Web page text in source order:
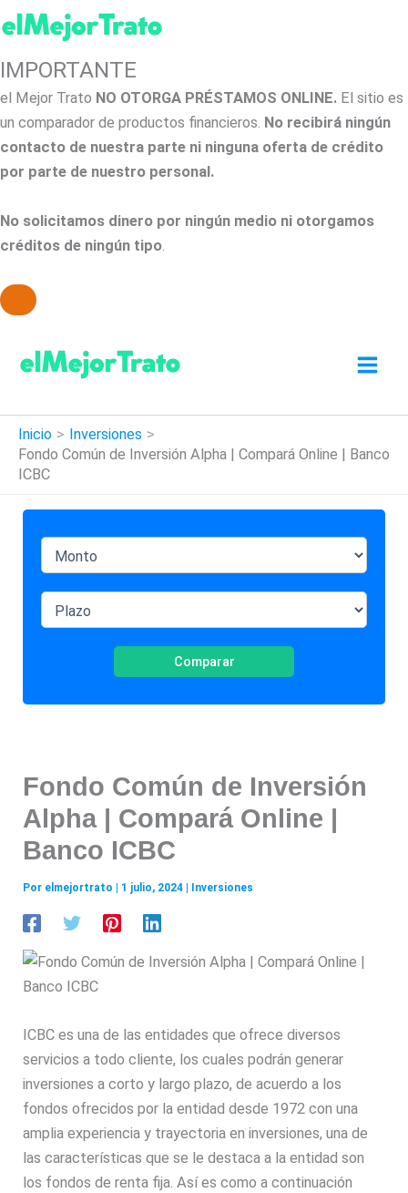
IMPORTANTE
el Mejor Trato NO OTORGA PRÉSTAMOS ONLINE. El sitio es
un comparador de productos financieros. No recibirá ningún
contacto de nuestra parte ni ninguna oferta de crédito
por parte de nuestro personal.
No solicitamos dinero por ningún medio ni otorgamos
créditos de ningún tipo.
contenido
Inicio
Inversiones
Fondo Común de Inversión Alpha | Compará Online | Banco
ICBC
Comparar
Fondo Común de Inversión
Alpha | Compará Online |
Banco ICBC
Por elmejortrato 1 julio, 2024 Inversiones
ICBC es una de las entidades que ofrece diversos
servicios a todo cliente, los cuales podrán generar
inversiones a corto y largo plazo, de acuerdo a los
fondos ofrecidos por la entidad desde 1972 con una
amplia experiencia y trayectoria en inversiones, una de
las características que se le destaca a la entidad son
los fondos de renta fija. Así es como a continuación